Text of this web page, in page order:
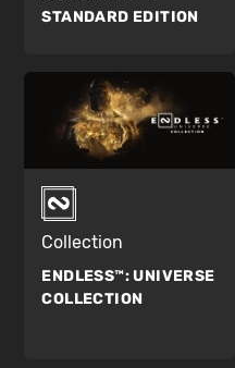
STANDARD EDITION
Collection
ENDLESS™: UNIVERSE
COLLECTION